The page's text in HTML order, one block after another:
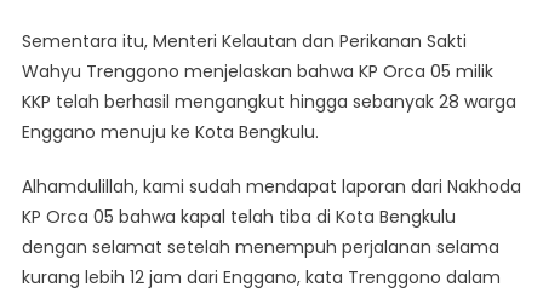
Sementara itu, Menteri Kelautan dan Perikanan Sakti
Wahyu Trenggono menjelaskan bahwa KP Orca 05 milik
KKP telah berhasil mengangkut hingga sebanyak 28 warga
Enggano menuju ke Kota Bengkulu.
Alhamdulillah, kami sudah mendapat laporan dari Nakhoda
KP Orca 05 bahwa kapal telah tiba di Kota Bengkulu
dengan selamat setelah menempuh perjalanan selama
kurang lebih 12 jam dari Enggano, kata Trenggono dalam